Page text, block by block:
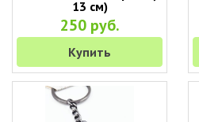
13 см)
250 руб.
Купить